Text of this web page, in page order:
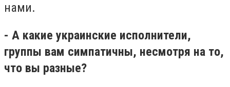
нами.
- А какие украинские исполнители,
группы вам симпатичны, несмотря на то,
что вы разные?